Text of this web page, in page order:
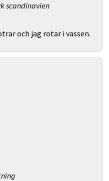
scandinavien
och jag rotar i vassen.